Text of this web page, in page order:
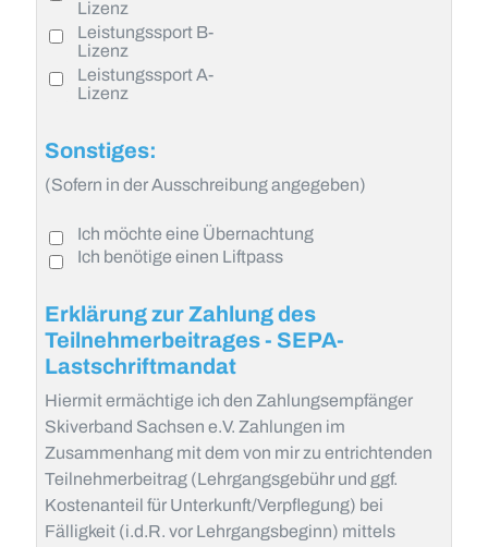
Lizenz
Leistungssport B-
Lizenz
Leistungssport A-
Lizenz
Sonstiges:
(Sofern in der Ausschreibung angegeben)
Ich möchte eine Übernachtung
Ich benötige einen Liftpass
Erklärung zur Zahlung des
Teilnehmerbeitrages - SEPA-
Lastschriftmandat
Hiermit ermächtige ich den Zahlungsempfänger
Skiverband Sachsen e.V. Zahlungen im
Zusammenhang mit dem von mir zu entrichtenden
Teilnehmerbeitrag (Lehrgangsgebühr und ggf.
Kostenanteil für Unterkunft/Verpflegung) bei
Fälligkeit (i.d.R. vor Lehrgangsbeginn) mittels